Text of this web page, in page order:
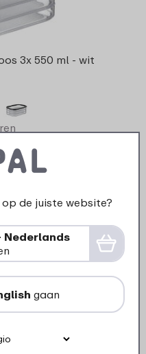
3x 550 ml - wit
blijft vers
afsluiten kun jij er zeker
de juiste website?
Nederlands
gaan